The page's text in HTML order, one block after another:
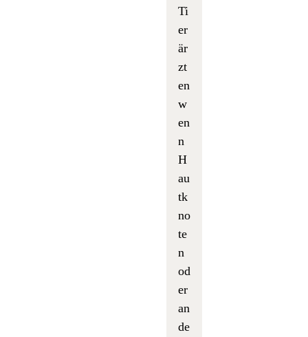
Ti
er
är
zt
en
w
en
n
H
au
tk
no
te
n
od
er
an
de